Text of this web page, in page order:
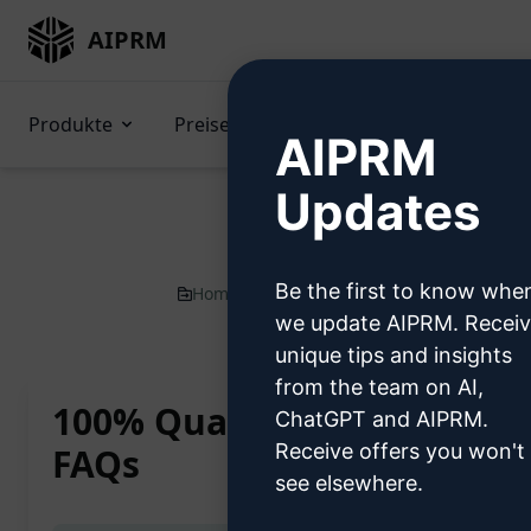
AIPRM
Produkte Preise
Home AI Prompts für ChatGPT / SEO
100% Qualitätsinhalt mit
FAQs
AIPRM
Updates
Be the first to know
we update AIPRM.
unique tips and insights
from the team on AI,
ChatGPT and AIPRM.
Receive offers you won't
see elsewhere.